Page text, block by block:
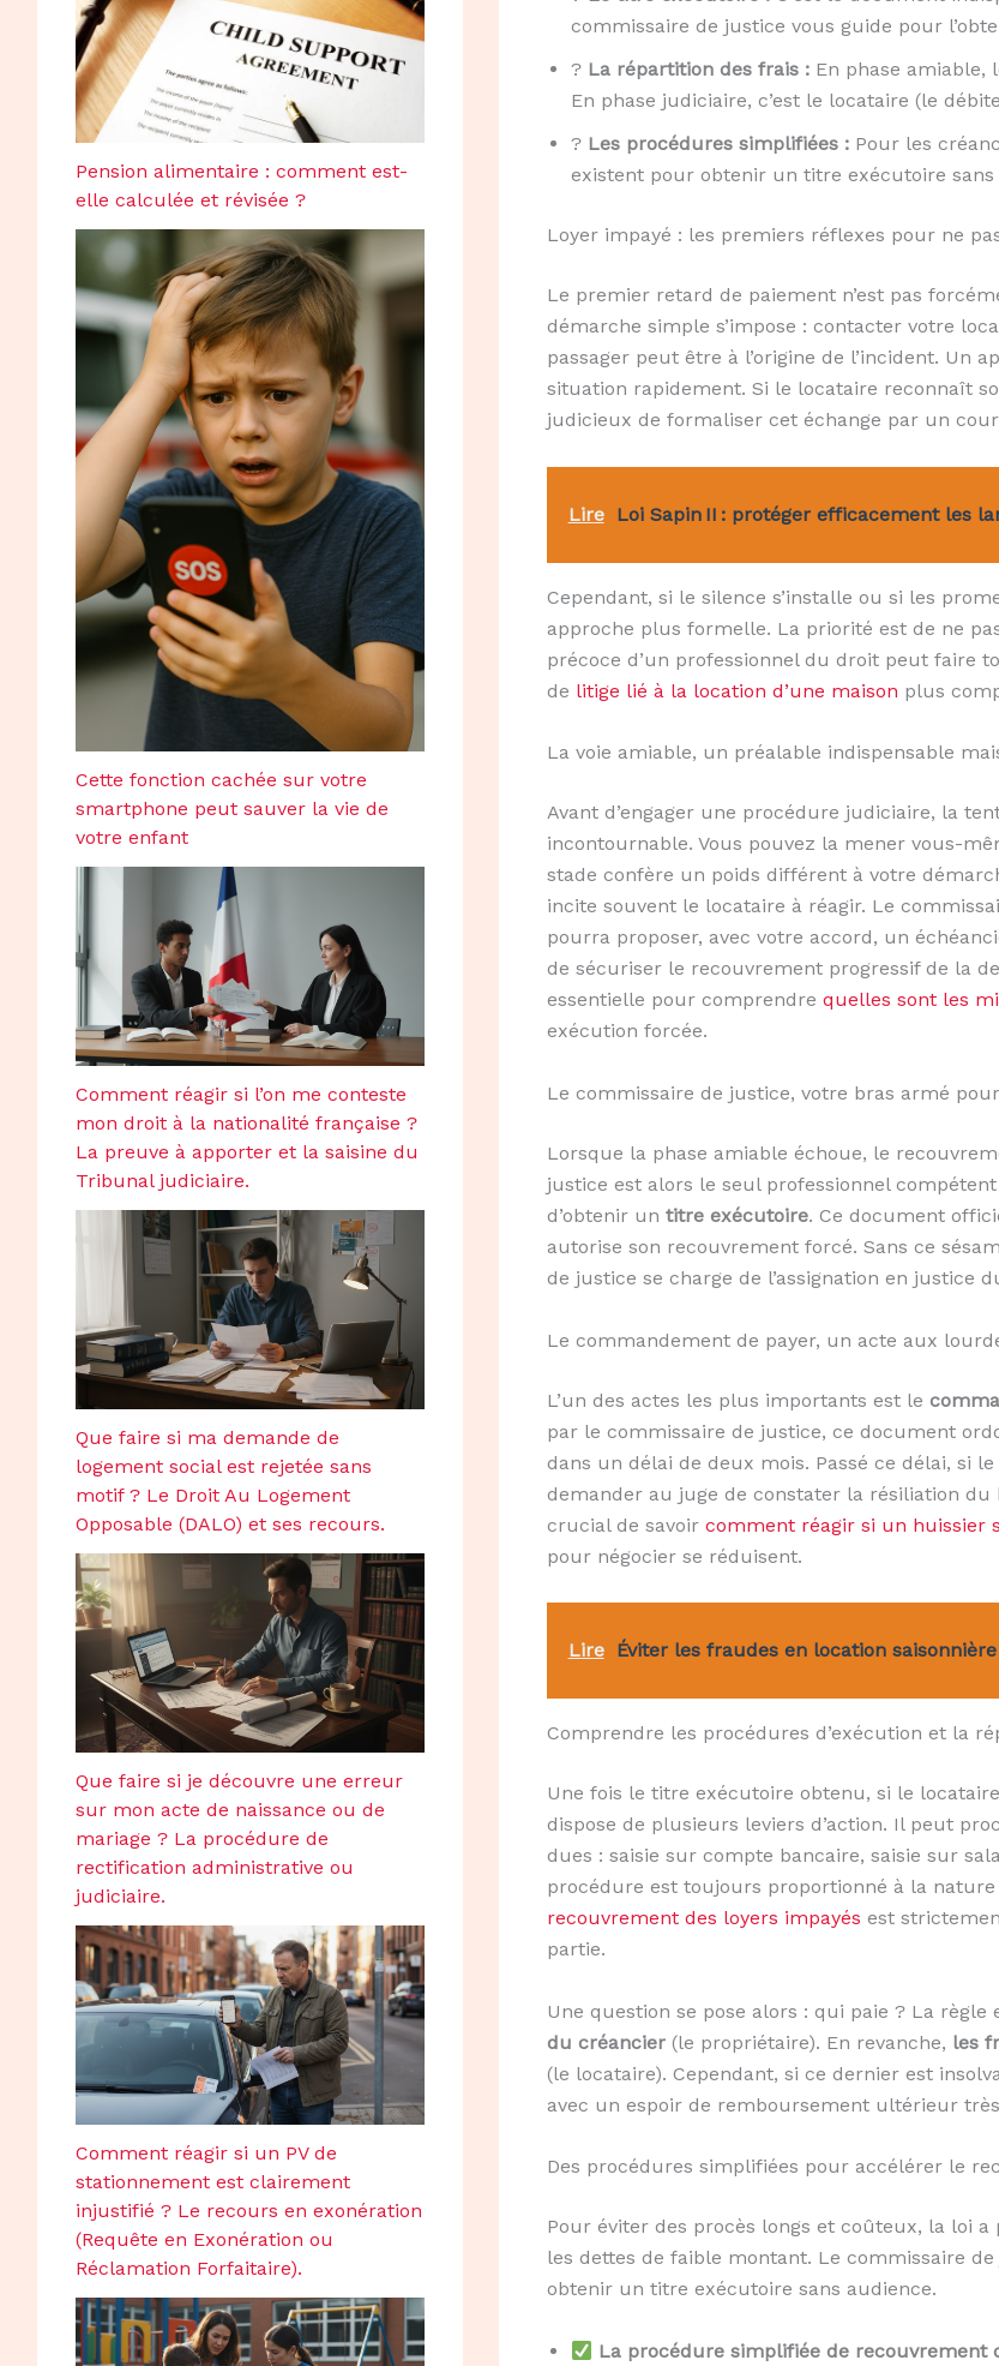
Pension alimentaire : comment est-
elle calculée et révisée ?
Cette fonction cachée sur votre
smartphone peut sauver la vie de
votre enfant
Comment réagir si l’on me conteste
mon droit à la nationalité française ?
La preuve à apporter et la saisine du
Tribunal judiciaire.
Que faire si ma demande de
logement social est rejetée sans
motif ? Le Droit Au Logement
Opposable (DALO) et ses recours.
Que faire si je découvre une erreur
sur mon acte de naissance ou de
mariage ? La procédure de
rectification administrative ou
judiciaire.
Comment réagir si un PV de
stationnement est clairement
injustifié ? Le recours en exonération
(Requête en Exonération ou
Réclamation Forfaitaire).
commissaire de justice vous guide pour
? La répartition des frais :En phase amiable,
En phase judiciaire, c’est le locataire (le
? Les procédures simplifiées :Pour les
existent pour obtenir un titre exécutoire
Loyer impayé : les premiers réflexes pour ne
Le premier retard de paiement n’est pas
démarche simple s’impose : contacter votre
passager peut être à l’origine de l’incident.
situation rapidement. Si le locataire reconnaît
judicieux de formaliser cet échange par un
Lire Loi Sapin II : protéger efficacement les
Cependant, si le silence s’installe ou si les
approche plus formelle. La priorité est de ne
précoce d’un professionnel du droit peut faire
de litige lié à la location d’une maison plus
La voie amiable, un préalable indispensable
Avant d’engager une procédure judiciaire, la
incontournable. Vous pouvez la mener vous-
stade confère un poids différent à votre
incite souvent le locataire à réagir. Le
pourra proposer, avec votre accord, un
de sécuriser le recouvrement progressif de la
essentielle pour comprendre quelles sont les
exécution forcée.
Le commissaire de justice, votre bras armé
Lorsque la phase amiable échoue, le
justice est alors le seul professionnel
d’obtenir un titre exécutoire. Ce document
autorise son recouvrement forcé. Sans ce
de justice se charge de l’assignation en justice
Le commandement de payer, un acte aux
L’un des actes les plus importants est le
par le commissaire de justice, ce document
dans un délai de deux mois. Passé ce délai, si
demander au juge de constater la résiliation du
crucial de savoir comment réagir si un huissier
pour négocier se réduisent.
Lire Éviter les fraudes en location
Comprendre les procédures d’exécution et la
Une fois le titre exécutoire obtenu, si le
dispose de plusieurs leviers d’action. Il peut
dues : saisie sur compte bancaire, saisie sur
procédure est toujours proportionné à la
recouvrement des loyers impayés est
partie.
Une question se pose alors : qui paie ? La règle
du créancier(le propriétaire). En revanche, les
(le locataire). Cependant, si ce dernier est
avec un espoir de remboursement ultérieur
Des procédures simplifiées pour accélérer le
Pour éviter des procès longs et coûteux, la loi
les dettes de faible montant. Le commissaire
obtenir un titre exécutoire sans audience.
La procédure simplifiée de recouvrement